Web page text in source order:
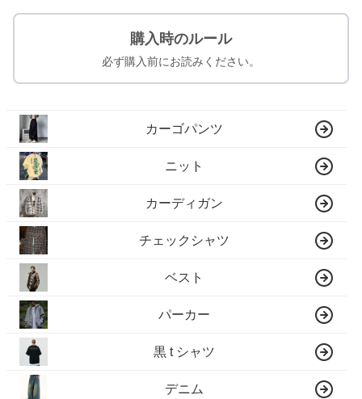
購入時のルール
必ず購入前にお読みください。
カーゴパンツ
ニット
カーディガン
チェックシャツ
ベスト
パーカー
黒 t シャツ
デニム